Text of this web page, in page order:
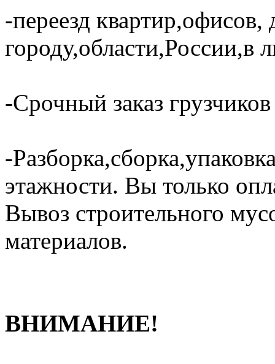
-переезд
городу,области,России,в
-Срочный заказ
-
этажности. Вы только
Вывоз строительного
материалов.
ВНИМАНИЕ!